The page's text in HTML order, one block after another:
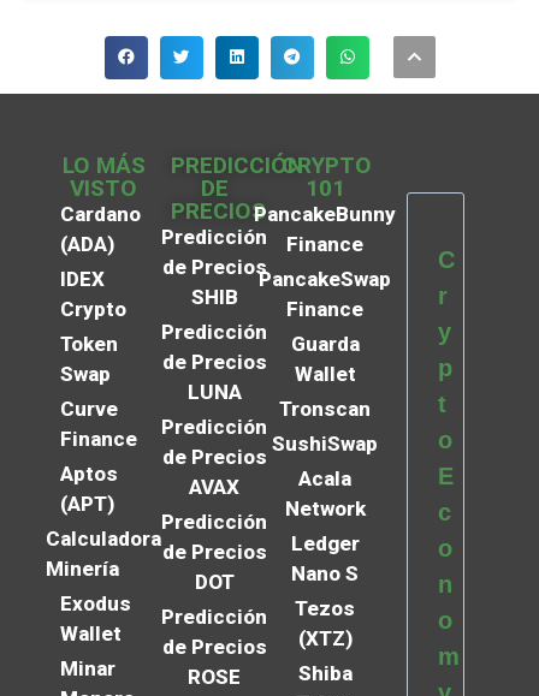
LO MÁS
VISTO
Cardano
(ADA)
IDEX
Crypto
Token
Swap
Curve
Finance
Aptos
(APT)
Calculadora
Minería
Exodus
Wallet
Minar
PREDICCIÓN
DE
PRECIOS
Predicción
de Precios
SHIB
Predicción
de Precios
LUNA
Predicción
de Precios
AVAX
Predicción
de Precios
DOT
Predicción
de Precios
ROSE
CRYPTO
101
PancakeBunny
Finance
PancakeSwap
Finance
Guarda
Wallet
Tronscan
SushiSwap
Acala
Network
Ledger
Nano S
Tezos
(XTZ)
Shiba
C
r
y
p
t
o
E
c
o
n
o
m